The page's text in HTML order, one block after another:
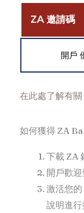
ZA 邀請碼
開戶
在此處了解有
如何獲得 ZA
下載 ZA
開戶歡
激活您
說明進行